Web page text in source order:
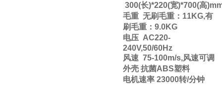
300(长)*220(宽)*700(高
毛重 无刷毛重：11KG,有
刷毛重：9.0KG
电压 AC220-
240V,50/60Hz
风速 75-100m/s,风速可调
外壳 抗菌ABS塑料
电机速率 23000转/分钟